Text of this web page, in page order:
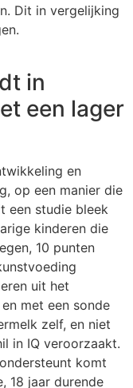
Dit in vergelijking
in
een lager
en
op een manier die
een studie bleek
kinderen die
10 punten
uit het
met een sonde
zelf, en niet
in IQ veroorzaakt.
komt
18 jaar durende